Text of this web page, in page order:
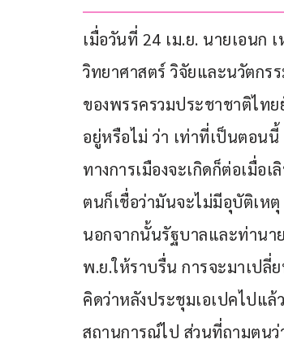
เมื่อวันที่ 24 เม.ย. นายเอนก
วิทยาศาสตร์ วิจัยและนวัตกร
ของพรรครวมประชาชาติไท
อยู่หรือไม่ ว่า เท่าที่เป็นตอน
ทางการเมืองจะเกิดก็ต่อเมื่อ
ตนก็เชื่อว่ามันจะไม่มีอุบัติเห
นอกจากนั้นรัฐบาลและท่านา
พ.ย.ให้ราบรื่น การจะมาเปลี่
คิดว่าหลังประชุมเอเปคไปแล้
สถานการณ์ไป ส่วนที่ถามตน